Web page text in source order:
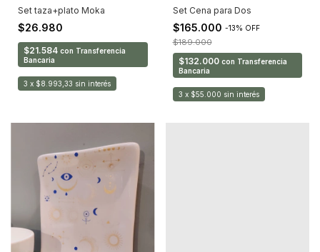
Set taza+plato Moka
$26.980
$21.584 con Transferencia
Bancaria
3 x $8.993,33 sin interés
Set Cena para Dos
$165.000 -13% OFF
$189.000
$132.000 con Transferencia
Bancaria
3 x $55.000 sin interés